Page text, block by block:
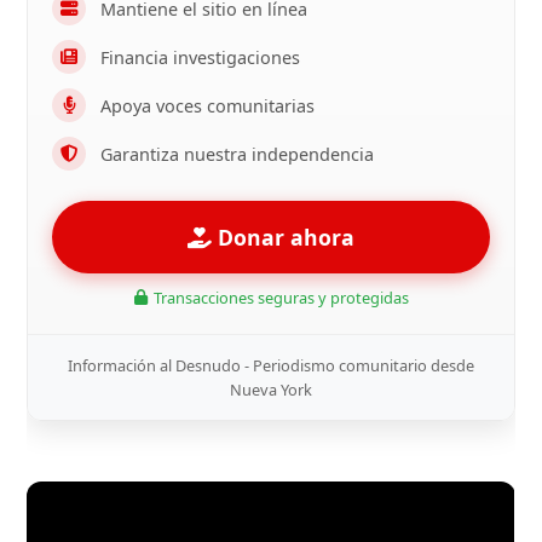
Mantiene el sitio en línea
Financia investigaciones
Apoya voces comunitarias
Garantiza nuestra independencia
Donar ahora
Transacciones seguras y protegidas
Información al Desnudo - Periodismo comunitario desde
Nueva York